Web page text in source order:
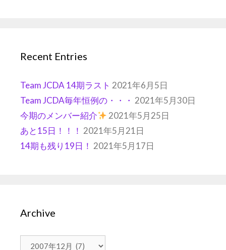
Recent Entries
Team JCDA 14期ラスト 2021年6月5日
Team JCDA毎年恒例の・・・ 2021年5月30日
今期のメンバー紹介
2021年5月25日
あと15日！！！ 2021年5月21日
14期も残り19日！ 2021年5月17日
Archive
Archive